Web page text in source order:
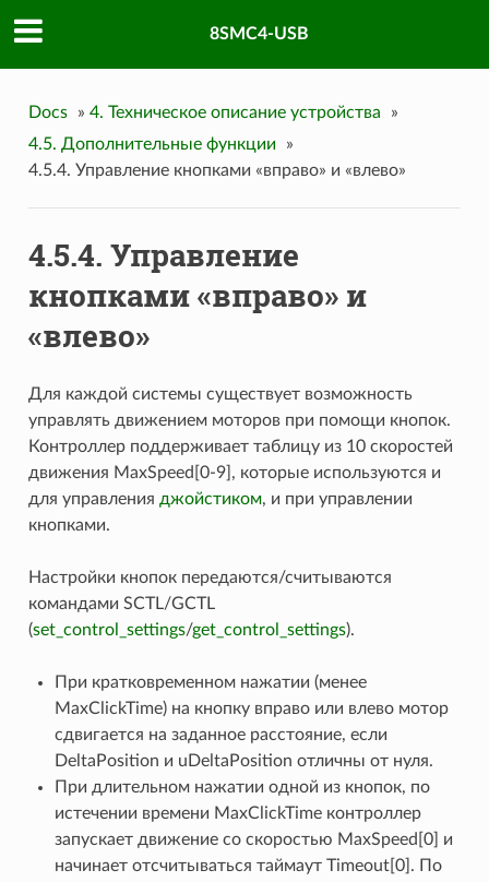
8SMC4-USB
Docs » 4. Техническое описание устройства
»
4.5. Дополнительные функции
»
4.5.4. Управление кнопками «вправо» и «влево»
4.5.4. Управление
кнопками «вправо» и
«влево»
Для каждой системы существует возможность
управлять движением моторов при помощи кнопок.
Контроллер поддерживает таблицу из 10 скоростей
движения MaxSpeed[0-9], которые используются и
для управления джойстиком, и при управлении
кнопками.
Настройки кнопок передаются/считываются
командами SCTL/GCTL
(set_control_settings/get_control_settings).
При кратковременном нажатии (менее
MaxClickTime) на кнопку вправо или влево мотор
сдвигается на заданное расстояние, если
DeltaPosition и uDeltaPosition отличны от нуля.
При длительном нажатии одной из кнопок, по
истечении времени MaxClickTime контроллер
запускает движение со скоростью MaxSpeed[0] и
начинает отсчитываться таймаут Timeout[0]. По